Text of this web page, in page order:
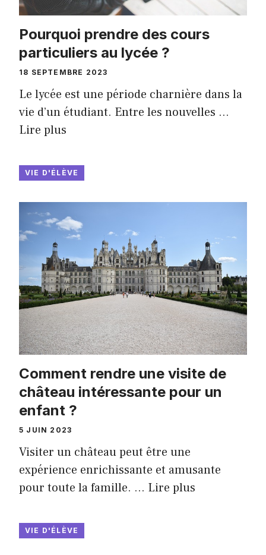
Pourquoi prendre des cours
particuliers au lycée ?
18 SEPTEMBRE 2023
Le lycée est une période charnière dans la
vie d’un étudiant. Entre les nouvelles …
Lire plus
VIE D'ÉLÈVE
Comment rendre une visite de
château intéressante pour un
enfant ?
5 JUIN 2023
Visiter un château peut être une
expérience enrichissante et amusante
pour toute la famille. … Lire plus
VIE D'ÉLÈVE